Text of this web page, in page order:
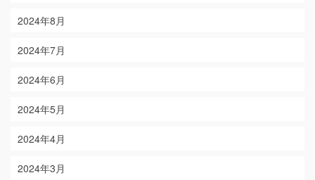
2024年8月
2024年7月
2024年6月
2024年5月
2024年4月
2024年3月